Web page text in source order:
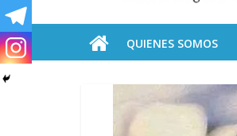
de
Cienfuegos,QUIENES SOMOS